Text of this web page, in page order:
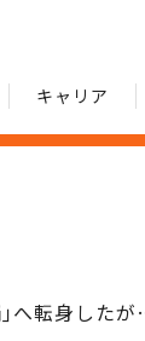
キャリア
へ転身した